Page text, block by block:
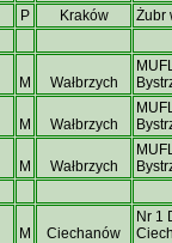
P Kraków
Żubr
M Wałbrzych
M Wałbrzych
M Wałbrzych
M Ciechanów
Nr 1